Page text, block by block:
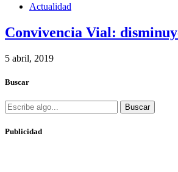
Actualidad
Convivencia Vial:
5 abril, 2019
Buscar
Buscar
Publicidad